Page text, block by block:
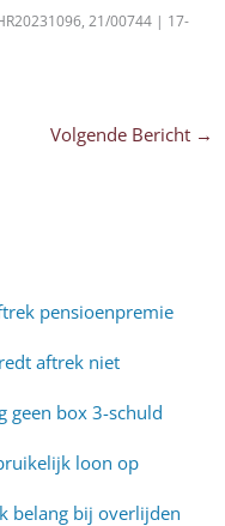
21/00744 | 17-
Volgende Bericht →
pensioenpremie
aftrek niet
geen box 3-schuld
loon op
belang bij overlijden